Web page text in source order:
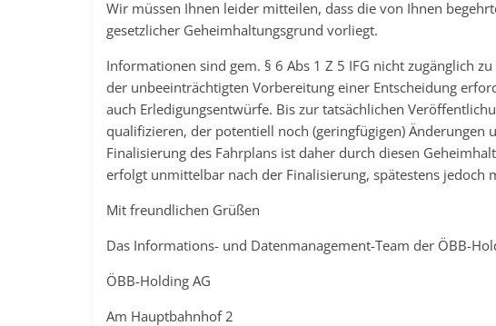
Wir müssen Ihnen leider mitteilen, dass die von Ihnen
gesetzlicher Geheimhaltungsgrund vorliegt.
Informationen sind gem. § 6 Abs 1 Z 5 IFG nicht zugänglich
der unbeeinträchtigten Vorbereitung einer Entscheidung
auch Erledigungsentwürfe. Bis zur tatsächlichen
qualifizieren, der potentiell noch (geringfügigen) Änderungen
Finalisierung des Fahrplans ist daher durch diesen
erfolgt unmittelbar nach der Finalisierung, spätestens jedoch
Mit freundlichen Grüßen
Das Informations- und Datenmanagement-Team der ÖBB-
ÖBB-Holding AG
Am Hauptbahnhof 2